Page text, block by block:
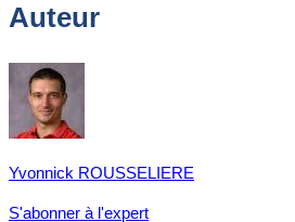
Auteur
Yvonnick ROUSSELIERE
S'abonner à l'expert